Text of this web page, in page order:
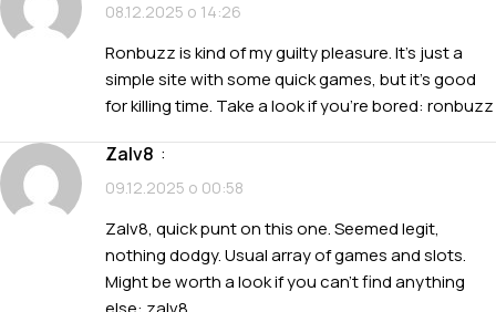
08.12.2025 о 14:26
Ronbuzz is kind of my guilty pleasure. It’s just a
simple site with some quick games, but it’s good
for killing time. Take a look if you’re bored: ronbuzz
zalv8 :
09.12.2025 о 00:58
Zalv8, quick punt on this one. Seemed legit,
nothing dodgy. Usual array of games and slots.
Might be worth a look if you can’t find anything